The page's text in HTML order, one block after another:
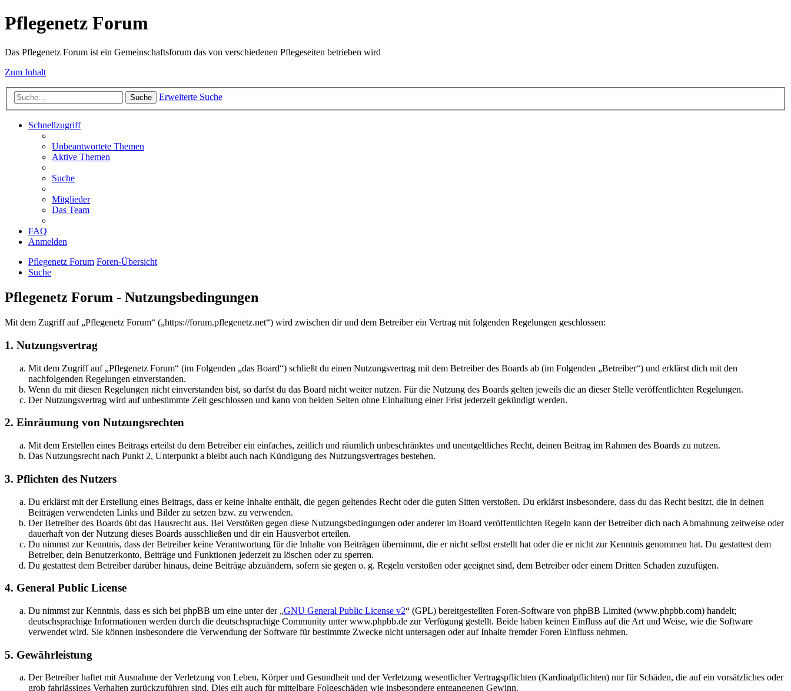
Pflegenetz Forum
Das Pflegenetz Forum ist ein Gemeinschaftsforum das von verschiedenen Pflegeseiten betrieben wird
Zum Inhalt
Suche Erweiterte Suche
Schnellzugriff
Unbeantwortete Themen
Aktive Themen
Suche
Mitglieder
Das Team
FAQ
Anmelden
Pflegenetz Forum Foren-Übersicht
Suche
Pflegenetz Forum - Nutzungsbedingungen
Mit dem Zugriff auf „Pflegenetz Forum“ („https://forum.pflegenetz.net“) wird zwischen dir und dem Betreiber ein Vertrag mit folgenden Regelungen geschlossen:
1. Nutzungsvertrag
Mit dem Zugriff auf „Pflegenetz Forum“ (im Folgenden „das Board“) schließt du einen Nutzungsvertrag mit dem Betreiber des Boards ab (im Folgenden „Betreiber“) und erklärst dich mit den
nachfolgenden Regelungen einverstanden.
Wenn du mit diesen Regelungen nicht einverstanden bist, so darfst du das Board nicht weiter nutzen. Für die Nutzung des Boards gelten jeweils die an dieser Stelle veröffentlichten Regelungen.
Der Nutzungsvertrag wird auf unbestimmte Zeit geschlossen und kann von beiden Seiten ohne Einhaltung einer Frist jederzeit gekündigt werden.
2. Einräumung von Nutzungsrechten
Mit dem Erstellen eines Beitrags erteilst du dem Betreiber ein einfaches, zeitlich und räumlich unbeschränktes und unentgeltliches Recht, deinen Beitrag im Rahmen des Boards zu nutzen.
Das Nutzungsrecht nach Punkt 2, Unterpunkt a bleibt auch nach Kündigung des Nutzungsvertrages bestehen.
3. Pflichten des Nutzers
Du erklärst mit der Erstellung eines Beitrags, dass er keine Inhalte enthält, die gegen geltendes Recht oder die guten Sitten verstoßen. Du erklärst insbesondere, dass du das Recht besitzt, die in deinen
Beiträgen verwendeten Links und Bilder zu setzen bzw. zu verwenden.
Der Betreiber des Boards übt das Hausrecht aus. Bei Verstößen gegen diese Nutzungsbedingungen oder anderer im Board veröffentlichten Regeln kann der Betreiber dich nach Abmahnung zeitweise oder
dauerhaft von der Nutzung dieses Boards ausschließen und dir ein Hausverbot erteilen.
Du nimmst zur Kenntnis, dass der Betreiber keine Verantwortung für die Inhalte von Beiträgen übernimmt, die er nicht selbst erstellt hat oder die er nicht zur Kenntnis genommen hat. Du gestattest dem
Betreiber, dein Benutzerkonto, Beiträge und Funktionen jederzeit zu löschen oder zu sperren.
Du gestattest dem Betreiber darüber hinaus, deine Beiträge abzuändern, sofern sie gegen o. g. Regeln verstoßen oder geeignet sind, dem Betreiber oder einem Dritten Schaden zuzufügen.
4. General Public License
Du nimmst zur Kenntnis, dass es sich bei phpBB um eine unter der „GNU General Public License v2“ (GPL) bereitgestellten Foren-Software von phpBB Limited (www.phpbb.com) handelt;
deutschsprachige Informationen werden durch die deutschsprachige Community unter www.phpbb.de zur Verfügung gestellt. Beide haben keinen Einfluss auf die Art und Weise, wie die Software
verwendet wird. Sie können insbesondere die Verwendung der Software für bestimmte Zwecke nicht untersagen oder auf Inhalte fremder Foren Einfluss nehmen.
5. Gewährleistung
Der Betreiber haftet mit Ausnahme der Verletzung von Leben, Körper und Gesundheit und der Verletzung wesentlicher Vertragspflichten (Kardinalpflichten) nur für Schäden, die auf ein vorsätzliches oder
grob fahrlässiges Verhalten zurückzuführen sind. Dies gilt auch für mittelbare Folgeschäden wie insbesondere entgangenen Gewinn.